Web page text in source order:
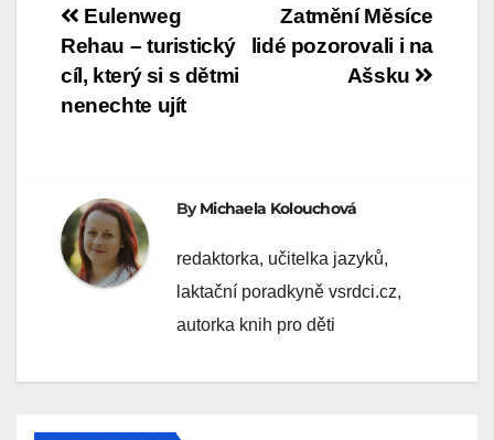
Navigace
pro
příspěvek
Zatmění Měsíce
lidé pozorovali i na
Ašsku
Eulenweg
Rehau – turistický
cíl, který si s dětmi
nenechte ujít
ByMichaela Kolouchová
redaktorka, učitelka jazyků,
laktační poradkyně vsrdci.cz,
autorka knih pro děti